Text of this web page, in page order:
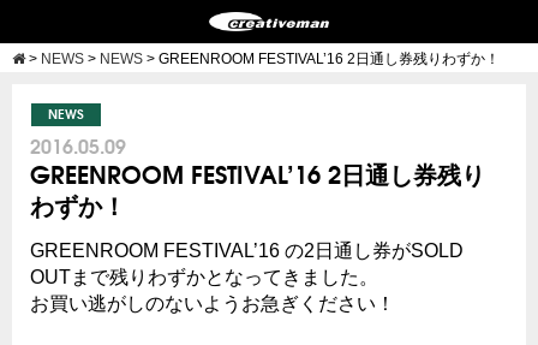
> NEWS > NEWS > GREENROOM FESTIVAL’16 2日通し券残りわずか！
NEWS
2016.05.09
GREENROOM FESTIVAL’16 2日通し券残り
わずか！
GREENROOM FESTIVAL’16 の2日通し券がSOLD
OUTまで残りわずかとなってきました。
お買い逃がしのないようお急ぎください！